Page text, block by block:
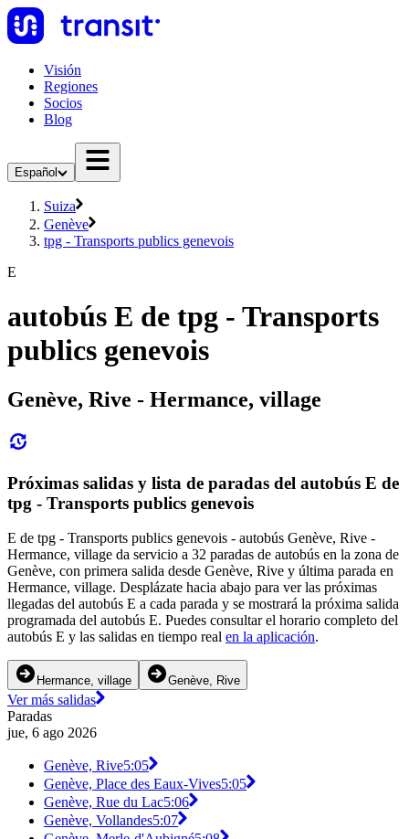
Visión
Regiones
Socios
Blog
Español
Suiza
Genève
tpg - Transports publics genevois
E
autobús E de tpg - Transports
publics genevois
Genève, Rive - Hermance, village
Próximas salidas y lista de paradas del autobús E de
tpg - Transports publics genevois
E de tpg - Transports publics genevois - autobús Genève, Rive -
Hermance, village da servicio a 32 paradas de autobús en la zona de
Genève, con primera salida desde Genève, Rive y última parada en
Hermance, village. Desplázate hacia abajo para ver las próximas
llegadas del autobús E a cada parada y se mostrará la próxima salida
programada del autobús E. Puedes consultar el horario completo del
autobús E y las salidas en tiempo real en la aplicación.
Hermance, village Genève, Rive
Ver más salidas
Paradas
jue, 6 ago 2026
Genève, Rive5:05
Genève, Place des Eaux-Vives5:05
Genève, Rue du Lac5:06
Genève, Vollandes5:07